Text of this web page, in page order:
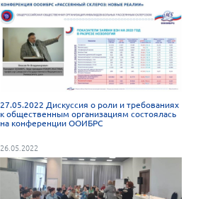
27.05.2022 Дискуссия о роли и требованиях
к общественным организациям состоялась
на конференции ООИБРС
26.05.2022